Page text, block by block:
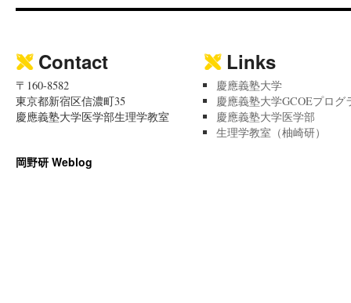
Contact
〒160-8582
東京都新宿区信濃町35
慶應義塾大学医学部生理学教室
Links
慶應義塾大学
慶應義塾大学GCOEプログ
慶應義塾大学医学部
生理学教室（柚崎研）
岡野研 Weblog